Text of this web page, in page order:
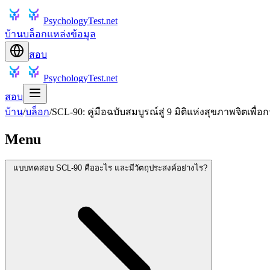
PsychologyTest.net
บ้านบล็อกแหล่งข้อมูล
สอบ
PsychologyTest.net
สอบ
บ้าน/บล็อก/SCL-90: คู่มือฉบับสมบูรณ์สู่ 9 มิติแห่งสุขภาพจิตเพื่อ
Menu
แบบทดสอบ SCL-90 คืออะไร และมีวัตถุประสงค์อย่างไร?